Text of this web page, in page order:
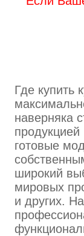
Где купить
наверняка
готовые
широкий
мировых
и других.